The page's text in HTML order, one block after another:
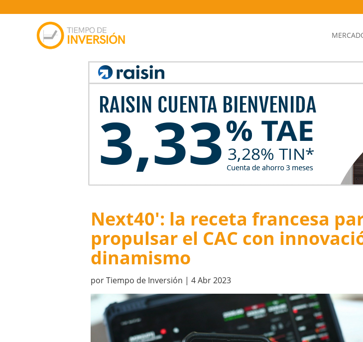
Next40′: la receta francesa
propulsar el CAC con
dinamismo
porTiempo de Inversión | 4 Abr 2023